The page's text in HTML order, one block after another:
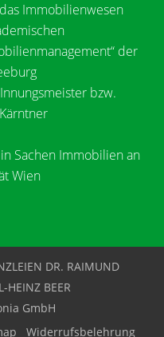
Immobilienwesen
der
bzw.
Sachen Immobilien an
Wien
DR. RAIMUND
HEINZ BEER
GmbH
Widerrufsbelehrung